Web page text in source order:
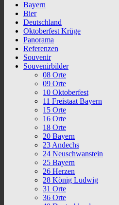
Bayern
Bier
Deutschland
Oktoberfest Krüge
Panorama
Referenzen
Souvenir
Souvenirbilder
08 Orte
09 Orte
10 Oktoberfest
11 Freistaat Bayern
15 Orte
16 Orte
18 Orte
20 Bayern
23 Andechs
24 Neuschwanstein
25 Bayern
26 Herzen
28 König Ludwig
31 Orte
36 Orte